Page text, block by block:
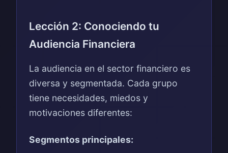
Lección 2: Conociendo tu
Audiencia Financiera
La audiencia en el sector financiero es
diversa y segmentada. Cada grupo
tiene necesidades, miedos y
motivaciones diferentes:
Segmentos principales: